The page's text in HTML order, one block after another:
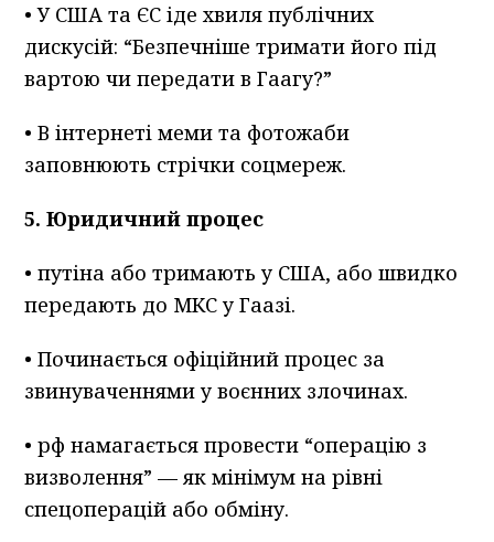
• У США та ЄС іде хвиля публічних
дискусій: “Безпечніше тримати його під
вартою чи передати в Гаагу?”
• В інтернеті меми та фотожаби
заповнюють стрічки соцмереж.
5. Юридичний процес
• путіна або тримають у США, або швидко
передають до МКС у Гаазі.
• Починається офіційний процес за
звинуваченнями у воєнних злочинах.
• рф намагається провести “операцію з
визволення” — як мінімум на рівні
спецоперацій або обміну.